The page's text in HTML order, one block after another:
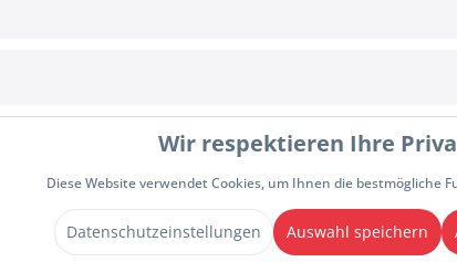
Widerrufsrecht
Versand- und Zahlungsbedingungen
Allgemeine
Impressum
Wir respektieren Ihre
Diese Website verwendet Cookies, um Ihnen die bestmögliche
Datenschutzeinstellungen Auswahl speichern